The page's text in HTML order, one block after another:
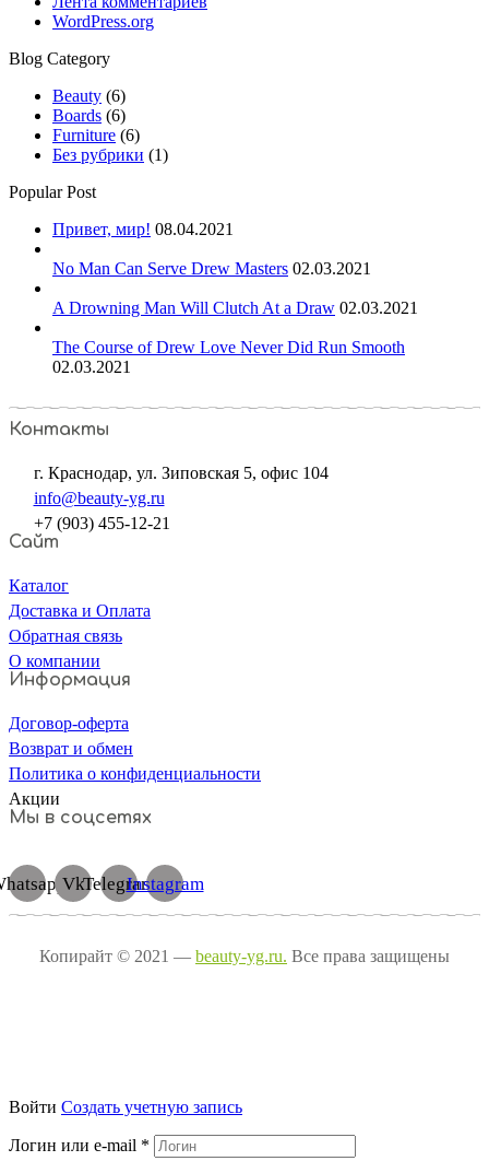
WordPress.org
Blog Category
Beauty (6)
Boards (6)
Furniture (6)
Без рубрики (1)
Popular Post
Привет, мир! 08.04.2021
No Man Can Serve Drew Masters 02.03.2021
A Drowning Man Will Clutch At a Draw 02.03.2021
The Course of Drew Love Never Did Run Smooth
02.03.2021
Контакты
г. Краснодар, ул. Зиповская 5, офис 104
info@beauty-yg.ru
+7 (903) 455-12-21
Сайт
Каталог
Доставка и Оплата
Обратная связь
О компании
Информация
Договор-оферта
Возврат и обмен
Политика о конфиденциальности
Акции
Мы в соцсетях
VkTelegramInstagram
Копирайт © 2021 — beauty-yg.ru. Все права защищены
Войти Cоздать учетную запись
Логин или e-mail *